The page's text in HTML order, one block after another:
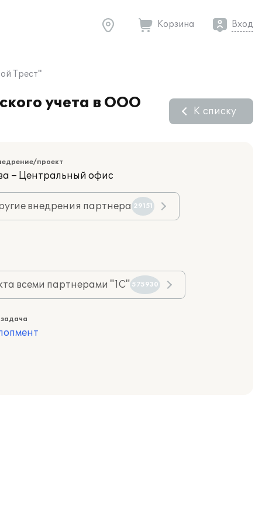
Корзина Вход
Трест"
учета в ООО
К списку
проект
– Центральный офис
внедрения партнера 29151
всеми партнерами "1С" 575930